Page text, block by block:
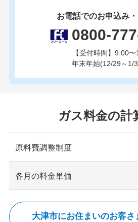
お電話でのお申込み
0800-
【受付時間】9:00
年末年始(12/29～1/
ガス料金の計
原料費調整制度
各月の料金単価
大津市にお住まいのお客さ